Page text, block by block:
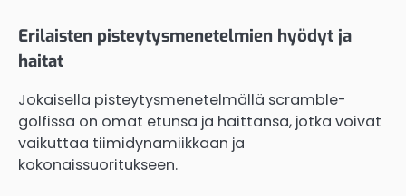
Erilaisten pisteytysmenetelmien hyödyt ja
haitat
Jokaisella pisteytysmenetelmällä scramble-
golfissa on omat etunsa ja haittansa, jotka voivat
vaikuttaa tiimidynamiikkaan ja
kokonaissuoritukseen.